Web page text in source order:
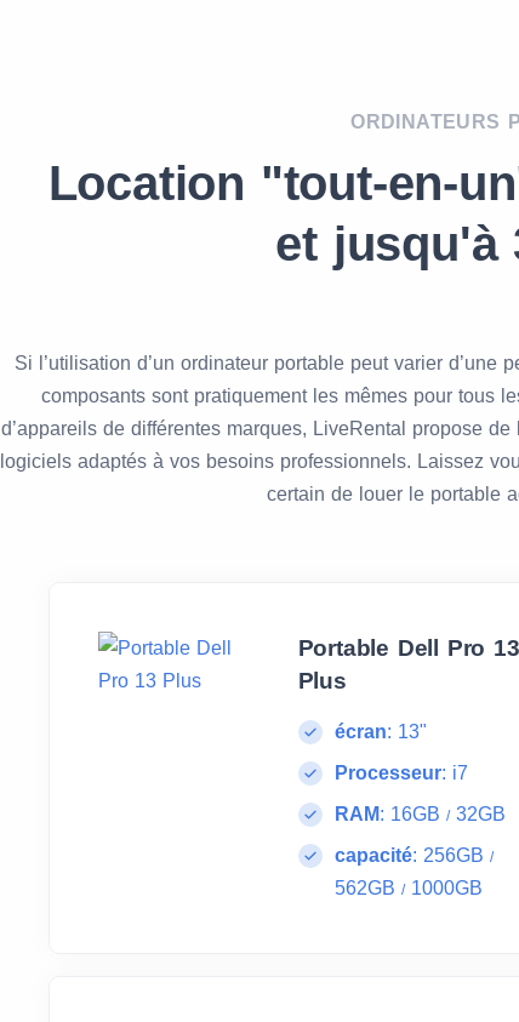
ORDINATEURS
Location "tout-en-
et jusqu'à
Si l’utilisation d’un ordinateur portable peut varier
composants sont pratiquement les mêmes pour tous
d’appareils de différentes marques, LiveRental propose
logiciels adaptés à vos besoins professionnels. Laissez
certain de louer le portable
Portable Dell Pro 13
Plus
écran: 13"
Processeur: i7
RAM: 16GB /32GB
capacité: 256GB /
562GB /1000GB